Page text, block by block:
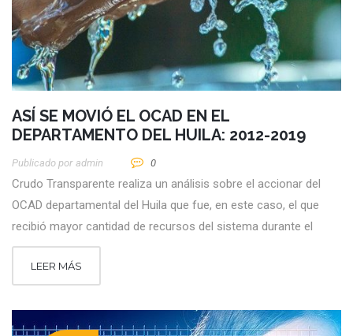
ASÍ SE MOVIÓ EL OCAD EN EL
DEPARTAMENTO DEL HUILA: 2012-2019
Publicado por Admin 0
Crudo Transparente realiza un análisis sobre el accionar del
OCAD departamental del Huila que fue, en este caso, el que
recibió mayor cantidad de recursos del sistema durante el
LEER MÁS